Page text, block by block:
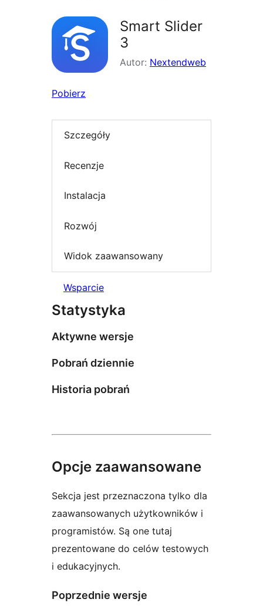
Smart Slider
3
Autor: Nextendweb
Pobierz
Szczegóły
Recenzje
Instalacja
Rozwój
Widok zaawansowany
Wsparcie
Statystyka
Aktywne wersje
Pobrań dziennie
Historia pobrań
Opcje zaawansowane
Sekcja jest przeznaczona tylko dla
zaawansowanych użytkowników i
programistów. Są one tutaj
prezentowane do celów testowych
i edukacyjnych.
Poprzednie wersje